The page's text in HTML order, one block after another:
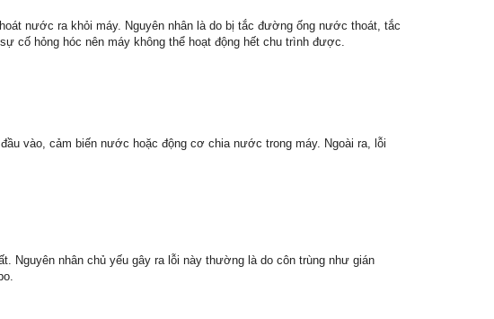
nước ra khỏi máy. Nguyên nhân là do bị tắc đường ống nước thoát, tắc
cố hỏng hóc nên máy không thể hoạt động hết chu trình được.
vào, cảm biến nước hoặc động cơ chia nước trong máy. Ngoài ra, lỗi
Nguyên nhân chủ yếu gây ra lỗi này thường là do côn trùng như gián